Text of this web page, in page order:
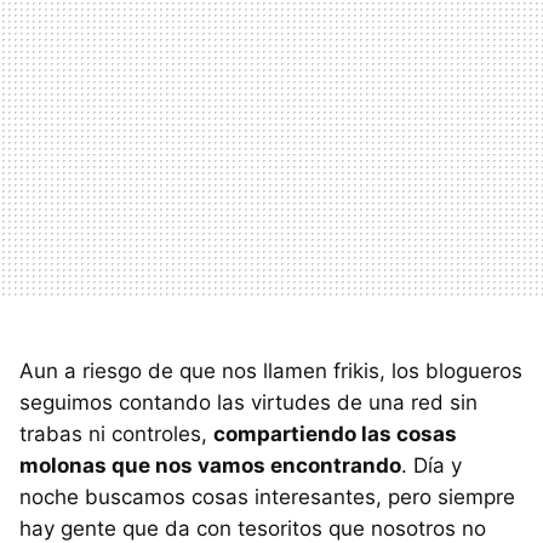
Aun a riesgo de que nos llamen frikis, los blogueros
seguimos contando las virtudes de una red sin
trabas ni controles, compartiendo las cosas
molonas que nos vamos encontrando. Día y
noche buscamos cosas interesantes, pero siempre
hay gente que da con tesoritos que nosotros no